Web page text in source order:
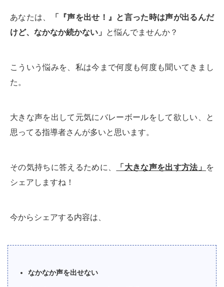
あなたは、
「『声を出せ！』と言った時は声が出るんだ
けど、なかなか続かない」
と悩んでませんか？
こういう悩みを、私は今まで何度も何度も聞いてきまし
た。
大きな声を出して元気にバレーボールをして欲しい、と
思ってる指導者さんが多いと思います。
その気持ちに答えるために、 「大きな声を出す方法」
を
シェアしますね！
今からシェアする内容は、
なかなか声を出せない